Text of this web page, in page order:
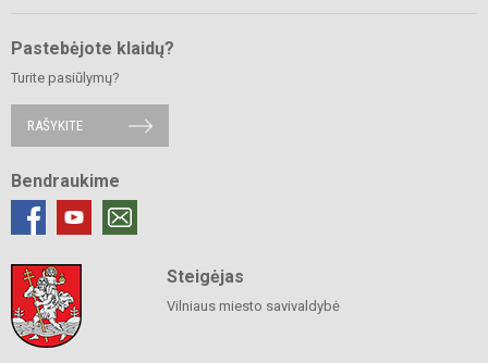
Pastebėjote klaidų?
Turite pasiūlymų?
RAŠYKITE
Bendraukime
Steigėjas
Vilniaus miesto savivaldybė